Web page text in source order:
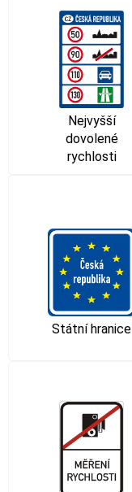
Nejvyšší
dovolené
rychlosti
Státní hranice